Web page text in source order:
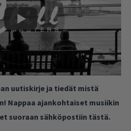
uutiskirje ja tiedät mistä
Nappaa ajankohtaiset musiikin
suoraan sähköpostiin tästä.